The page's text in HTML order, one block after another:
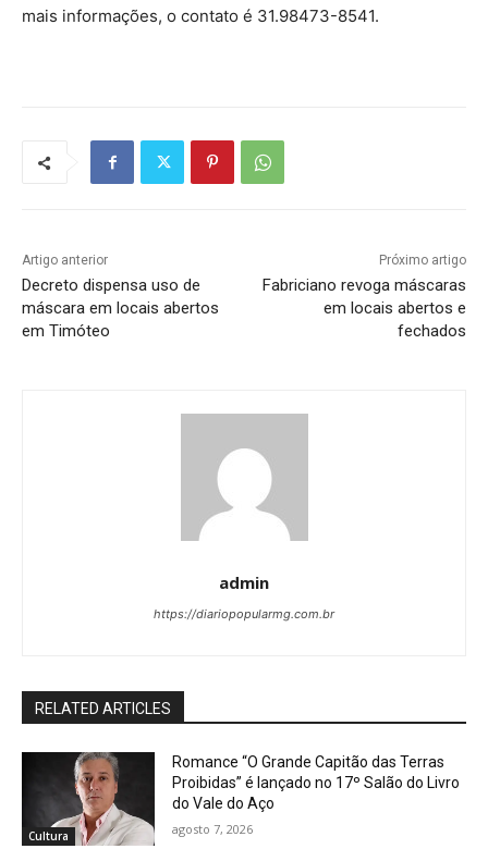
mais informações, o contato é 31.98473-8541.
Artigo anterior
Decreto dispensa uso de
máscara em locais abertos
em Timóteo
Próximo artigo
Fabriciano revoga máscaras
em locais abertos e
fechados
admin
https://diariopopularmg.com.br
RELATED ARTICLES
Cultura
Romance “O Grande Capitão das Terras
Proibidas” é lançado no 17º Salão do Livro
do Vale do Aço
agosto 7, 2026